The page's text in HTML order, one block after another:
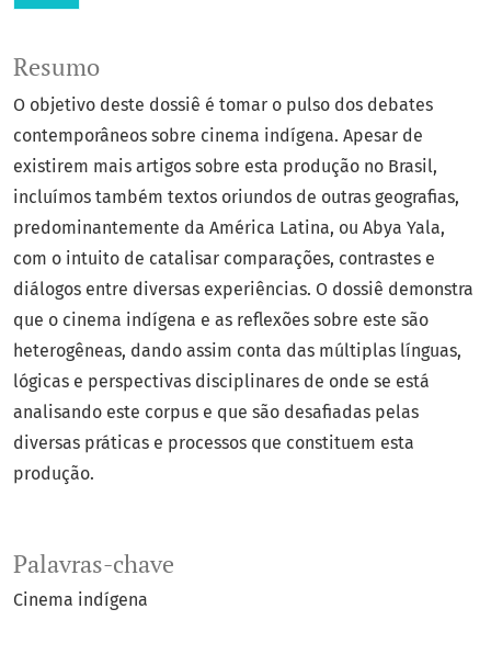
Palavras-chave
Cinema indígena
Resumo
O objetivo deste dossiê é tomar o pulso dos debates
contemporâneos sobre cinema indígena. Apesar de
existirem mais artigos sobre esta produção no Brasil,
incluímos também textos oriundos de outras geografias,
predominantemente da América Latina, ou Abya Yala,
com o intuito de catalisar comparações, contrastes e
diálogos entre diversas experiências. O dossiê demonstra
que o cinema indígena e as reflexões sobre este são
heterogêneas, dando assim conta das múltiplas línguas,
lógicas e perspectivas disciplinares de onde se está
analisando este corpus e que são desafiadas pelas
diversas práticas e processos que constituem esta
produção.